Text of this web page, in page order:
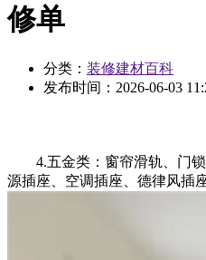
修单
分类： 装修建材百科
发布时间： 2026-06-03
4.五金类：窗帘滑轨、门锁
源插座、空调插座、德律风插